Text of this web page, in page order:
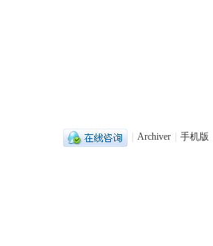
Archiver 手机版